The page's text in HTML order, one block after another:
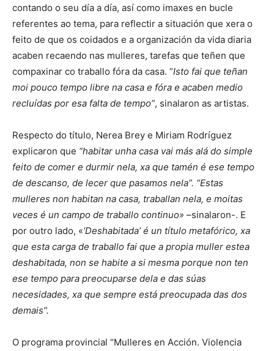
contando o seu día a día, así como imaxes en bucle
referentes ao tema, para reflectir a situación que xera o
feito de que os coidados e a organización da vida diaria
acaben recaendo nas mulleres, tarefas que teñen que
compaxinar co traballo fóra da casa. “Isto fai que teñan
moi pouco tempo libre na casa e fóra e acaben medio
recluídas por esa falta de tempo”, sinalaron as artistas.
Respecto do título, Nerea Brey e Miriam Rodríguez
explicaron que “habitar unha casa vai más alá do simple
feito de comer e durmir nela, xa que tamén é ese tempo
de descanso, de lecer que pasamos nela”. “Estas
mulleres non habitan na casa, traballan nela, e moitas
veces é un campo de traballo continuo» –sinalaron-. E
por outro lado, «‘Deshabitada’ é un título metafórico, xa
que esta carga de traballo fai que a propia muller estea
deshabitada, non se habite a si mesma porque non ten
ese tempo para preocuparse dela e das súas
necesidades, xa que sempre está preocupada das dos
demais”.
O programa provincial “Mulleres en Acción. Violencia